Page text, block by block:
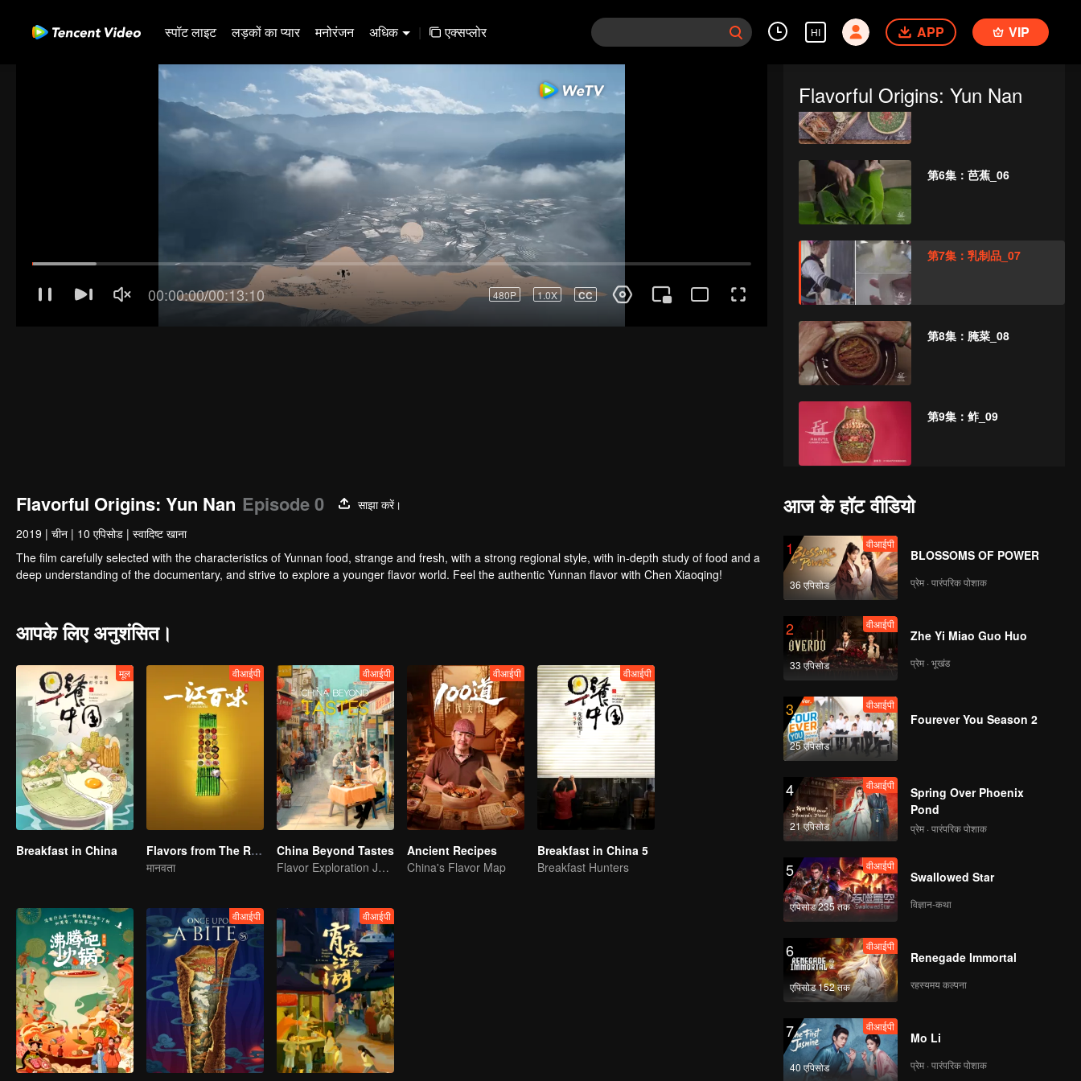
स्पॉट लाइट लड़कों का प्यार मनोरंजन अधिक | एक्सप्लोर HI APP VIP
Flavorful Origins: Yun Nan
第5集：撒_05
第6集：芭蕉_06
第7集：乳制品_07
第8集：腌菜_08
第9集：鲊_09
Flavorful Origins: Yun Nan Episode 0
साझा करें।
2019 | चीन | 10 एपिसोड | स्वादिष्ट खाना
The film carefully selected with the characteristics of Yunnan food, strange and fresh, with a strong regional style, with in-depth study of food and a
deep understanding of the documentary, and strive to explore a younger flavor world. Feel the authentic Yunnan flavor with Chen Xiaoqing!
आपके लिए अनुशंसित।
मूल
Breakfast in China
वीआईपी
Flavors from The River
मानवता
वीआईपी
China Beyond Tastes
Flavor Exploration Journey of Chen Xiaoqing
वीआईपी
Ancient Recipes
China's Flavor Map
वीआईपी
Breakfast in China 5
Breakfast Hunters
वीआईपी वीआईपी
आज के हॉट वीडियो
1
36 एपिसोड
वीआईपी
BLOSSOMS OF POWER
प्रेम · पारंपरिक पोशाक
2
33 एपिसोड
वीआईपी
Zhe Yi Miao Guo Huo
प्रेम · भूखंड
3
25 एपिसोड
वीआईपी
Fourever You Season 2
4
21 एपिसोड
वीआईपी
Spring Over Phoenix
Pond
प्रेम · पारंपरिक पोशाक
5
एपिसोड 235 तक
वीआईपी
Swallowed Star
विज्ञान-कथा
6
एपिसोड 152 तक
वीआईपी
Renegade Immortal
रहस्यमय कल्पना
7
40 एपिसोड
वीआईपी
Mo Li
प्रेम · पारंपरिक पोशाक